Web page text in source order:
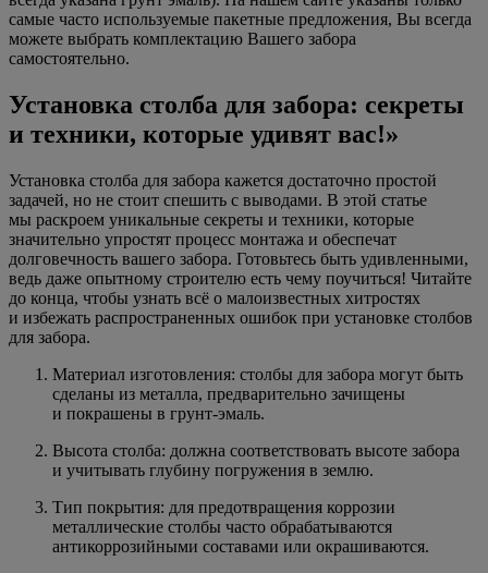
самые часто используемые пакетные предложения, Вы всегда
можете выбрать комплектацию Вашего забора
самостоятельно.
Установка столба для забора: секреты
и техники, которые удивят вас!»
Установка столба для забора кажется достаточно простой
задачей, но не стоит спешить с выводами. В этой статье
мы раскроем уникальные секреты и техники, которые
значительно упростят процесс монтажа и обеспечат
долговечность вашего забора. Готовьтесь быть удивленными,
ведь даже опытному строителю есть чему поучиться! Читайте
до конца, чтобы узнать всё о малоизвестных хитростях
и избежать распространенных ошибок при установке столбов
для забора.
Материал изготовления: столбы для забора могут быть
сделаны из металла, предварительно зачищены
и покрашены в грунт-эмаль.
Высота столба: должна соответствовать высоте забора
и учитывать глубину погружения в землю.
Тип покрытия: для предотвращения коррозии
металлические столбы часто обрабатываются
антикоррозийными составами или окрашиваются.